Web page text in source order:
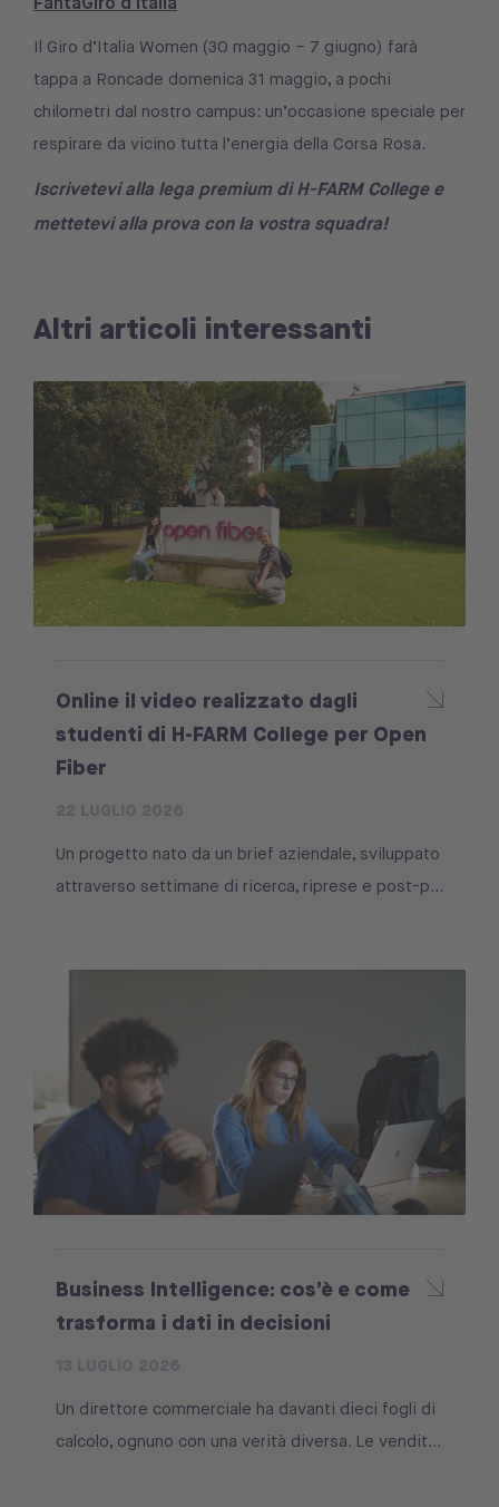
Il Giro d’Italia Women (30 maggio – 7 giugno) farà
tappa a Roncade domenica 31 maggio, a pochi
chilometri dal nostro campus: un’occasione speciale per
respirare da vicino tutta l’energia della Corsa Rosa.
Iscrivetevi alla lega premium di H-FARM College e
mettetevi alla prova con la vostra squadra!
Altri articoli interessanti
Online il video realizzato dagli
studenti di H-FARM College per Open
Fiber
Un progetto nato da un brief aziendale, sviluppato
attraverso settimane di ricerca, riprese e post-p...
Business Intelligence: cos’è e come
trasforma i dati in decisioni
Un direttore commerciale ha davanti dieci fogli di
calcolo, ognuno con una verità diversa. Le vendit...